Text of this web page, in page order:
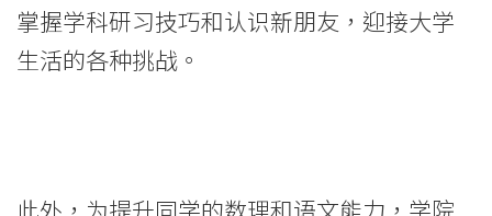
掌握学科研习技巧和认识新朋友，迎接大学
生活的各种挑战。
此外，为提升同学的数理和语文能力，学院